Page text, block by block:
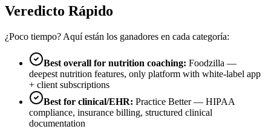
Veredicto Rápido
¿Poco tiempo? Aquí están los ganadores en cada categoría:
Best overall for nutrition coaching: Foodzilla —
deepest nutrition features, only platform with white-label app
+ client subscriptions
Best for clinical/EHR: Practice Better— HIPAA
compliance, insurance billing, structured clinical
documentation